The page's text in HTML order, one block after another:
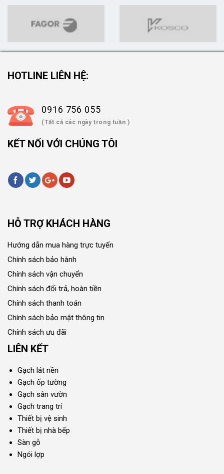
HOTLINE LIÊN HỆ:
0916 756 055
(Tất cả các ngày trong tuần )
KẾT NỐI VỚI CHÚNG TÔI
HỖ TRỢ KHÁCH HÀNG
Hướng dẫn mua hàng trực tuyến
Chính sách bảo hành
Chính sách vận chuyển
Chính sách đổi trả, hoàn tiền
Chính sách thanh toán
Chính sách bảo mật thông tin
Chính sách ưu đãi
LIÊN KẾT
Gạch lát nền
Gạch ốp tường
Gạch sân vườn
Gạch trang trí
Thiết bị vệ sinh
Thiết bị nhà bếp
Sàn gỗ
Ngói lợp